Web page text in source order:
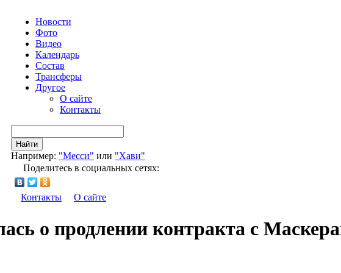
Новости
Фото
Видео
Календарь
Состав
Трансферы
Другое
О сайте
Контакты
Найти
Например: "Месси" или "Хави"
Поделитесь в социальных сетях:
Контакты О сайте
о продлении контракта с